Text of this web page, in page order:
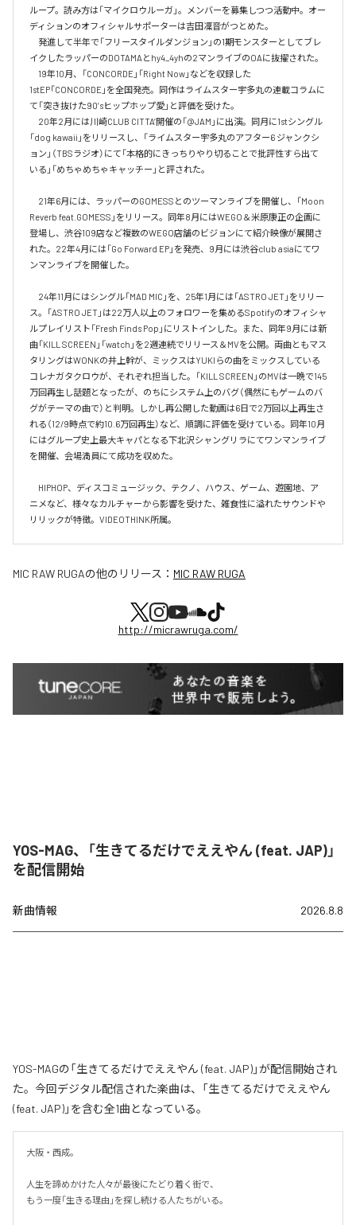
ループ。読み方は「マイクロウルーガ」。メンバーを募集しつつ活動中。オー
ディションのオフィシャルサポーターは吉田凜音がつとめた。
発進して半年で「フリースタイルダンジョン」の1期モンスターとしてブレ
イクしたラッパーのDOTAMAとhy4_4yhの2マンライブのOAに抜擢された。
19年10月、「CONCORDE」「Right Now」などを収録した
1stEP「CONCORDE」を全国発売。同作はライムスター宇多丸の連載コラムに
て「突き抜けた90’sヒップホップ愛」と評価を受けた。
20年2月には川崎CLUB CITTA’開催の「@JAM」に出演。同月に1stシングル
「dog kawaii」をリリースし、「ライムスター宇多丸のアフター6 ジャンクシ
ョン」（TBSラジオ）にて「本格的にきっちりやり切ることで批評性すら出て
いる」「めちゃめちゃキャッチー」と評された。
21年6月には、ラッパーのGOMESSとのツーマンライブを開催し、「Moon
Reverb feat.GOMESS」をリリース。同年8月にはWEGO＆米原康正の企画に
登場し、渋谷109店など複数のWEGO店舗のビジョンにて紹介映像が展開さ
れた。22年4月には「Go Forward EP」を発売、9月には渋谷club asiaにてワ
ンマンライブを開催した。
24年11月にはシングル「MAD MIC」を、25年1月には「ASTRO JET」をリリー
ス。「ASTRO JET」は22万人以上のフォロワーを集めるSpotifyのオフィシャ
ルプレイリスト「Fresh Finds Pop」にリストインした。また、同年9月には新
曲「KILL SCREEN」「watch」を2週連続でリリース＆MVを公開。両曲ともマス
タリングはWONKの井上幹が、ミックスはYUKIらの曲をミックスしている
コレナガタクロウが、それぞれ担当した。「KILL SCREEN」のMVは一晩で145
万回再生し話題となったが、のちにシステム上のバグ（偶然にもゲームのバ
グがテーマの曲で）と判明。しかし再公開した動画は6日で2万回以上再生さ
れる（12/9時点で約10.6万回再生）など、順調に評価を受けている。同年10月
にはグループ史上最大キャパとなる下北沢シャングリラにてワンマンライブ
を開催、会場満員にて成功を収めた。
HIPHOP、ディスコミュージック、テクノ、ハウス、ゲーム、遊園地、ア
ニメなど、様々なカルチャーから影響を受けた、雑食性に溢れたサウンドや
リリックが特徴。VIDEOTHINK所属。
MIC RAW RUGAの他のリリース： MIC RAW RUGA
http://micrawruga.com/
YOS-MAG、「生きてるだけでええやん (feat. JAP)」
を配信開始
新曲情報 2026.8.8
YOS-MAGの「生きてるだけでええやん (feat. JAP)」が配信開始され
た。今回デジタル配信された楽曲は、「生きてるだけでええやん
(feat. JAP)」を含む全1曲となっている。
大阪・西成。
人生を諦めかけた人々が最後にたどり着く街で、
もう一度「生きる理由」を探し続ける人たちがいる。